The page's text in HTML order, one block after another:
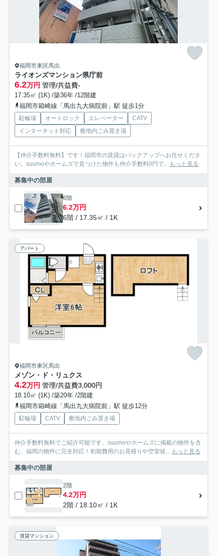
福岡市東区馬出
ライオンズマンション県庁前
6.2万円 管理/共益費-
17.35㎡ (1K) /築36年 /12階建
福岡市箱崎線「馬出九大病院前」駅 徒歩1分
駐輪場 オートロック エレベーター
CATV
インターネット対応
敷地内ごみ置き場
【仲介手数料無料】です！福岡市の賃貸はバックアップへお任せくださ
い。suumoやホームズで見つけた物件も仲介手数料0円で... もっと見る
募集中の部屋
6階
6.2万円
6階 / 17.35㎡ / 1K
アパート
福岡市東区馬出
メゾン・ド・リュクス
4.2万円 管理/共益費3,000円
18.10㎡ (1K) /築20年 /2階建
福岡市箱崎線「馬出九大病院前」駅 徒歩12分
駐輪場 CATV 敷地内ごみ置き場
仲介手数料無料でご紹介可能です。suumoやホームズに掲載の物件を含
む、福岡の物件に完全対応！初期費用のお見積りや空室状... もっと見る
募集中の部屋
2階
4.2万円
2階 / 18.10㎡ / 1K
賃貸マンション